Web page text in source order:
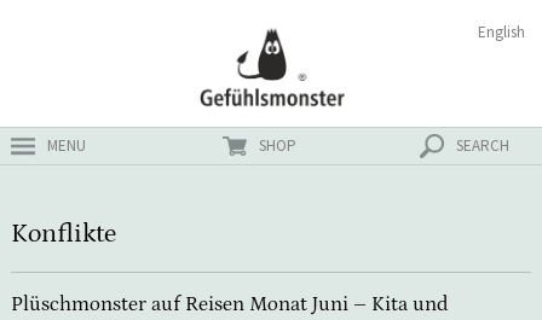
MENU SHOP SEARCH
English
Konflikte
Plüschmonster auf Reisen Monat Juni – Kita und